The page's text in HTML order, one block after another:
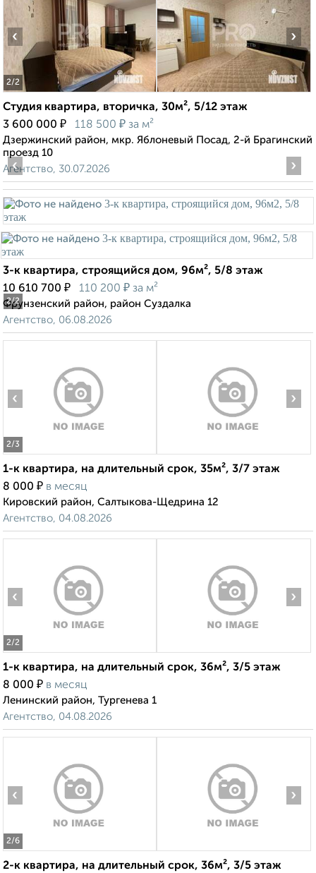
2/2
‹ ›
Студия квартира, вторичка, 30м², 5/12 этаж
3 600 000 ₽ 118 500 ₽ за м²
Дзержинский район, мкр. Яблоневый Посад, 2-й Брагинский
проезд 10
Агентство, 30.07.2026
2/2
‹ ›
3-к квартира, строящийся дом, 96м², 5/8 этаж
10 610 700 ₽ 110 200 ₽ за м²
Фрунзенский район, район Суздалка
Агентство, 06.08.2026
2/3
‹ ›
1-к квартира, на длительный срок, 35м², 3/7 этаж
8 000 ₽ в месяц
Кировский район, Салтыкова-Щедрина 12
Агентство, 04.08.2026
2/2
‹ ›
1-к квартира, на длительный срок, 36м², 3/5 этаж
8 000 ₽ в месяц
Ленинский район, Тургенева 1
Агентство, 04.08.2026
2/6
‹ ›
2-к квартира, на длительный срок, 36м², 3/5 этаж